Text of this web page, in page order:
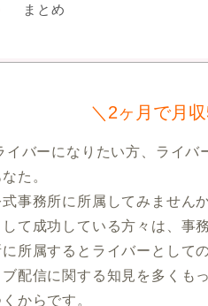
まとめ
＼2ヶ月で月
た。
事務所に所属してみません
て成功している方々は、事
所属するとライバーとして
配信に関する知見を多くも
からです。